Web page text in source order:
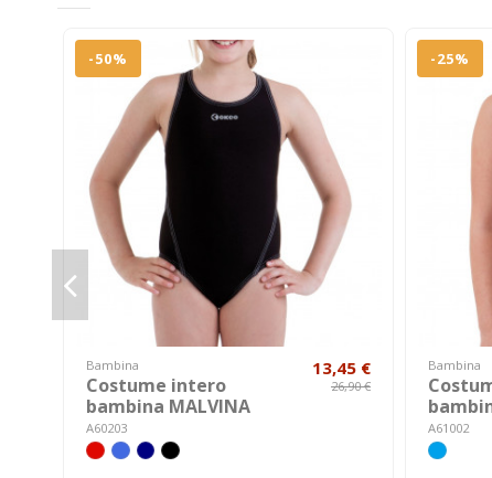
-50%
Bambina
Costume intero
bambina MALVINA
A60203
13,45 €
26,90 €
-25%
Bambina
A61002